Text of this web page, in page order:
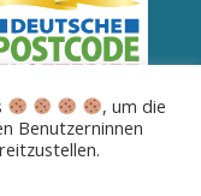
0538 00 | BIC:
, um die
Benutzerninnen